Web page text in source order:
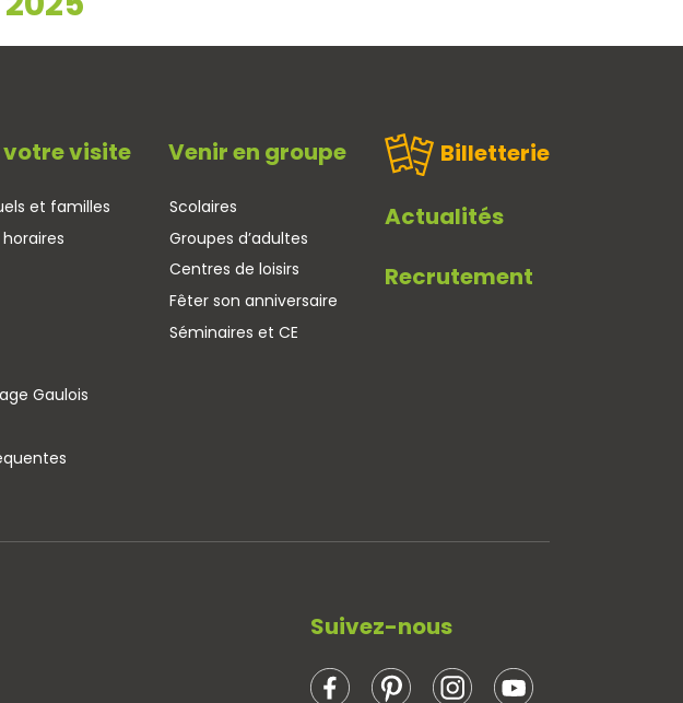
visite
et familles
Gaulois
Venir en groupe
Scolaires
Groupes d’adultes
Centres de loisirs
Fêter son anniversaire
Séminaires et CE
Billetterie
Actualités
Recrutement
Suivez-nous